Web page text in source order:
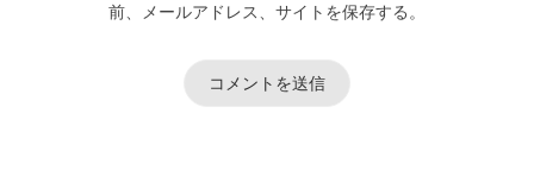
前、メールアドレス、サイトを保存する。